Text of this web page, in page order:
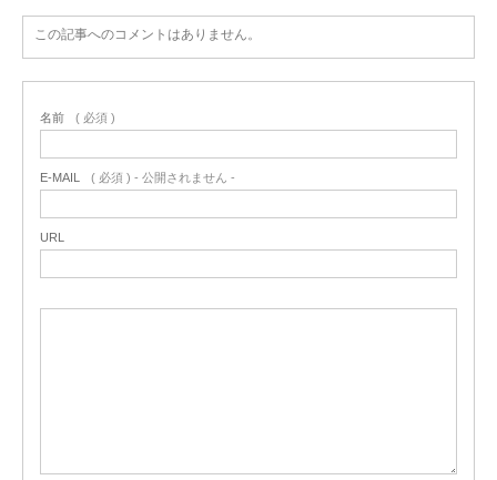
この記事へのコメントはありません。
名前 ( 必須 )
E-MAIL ( 必須 ) - 公開されません -
URL